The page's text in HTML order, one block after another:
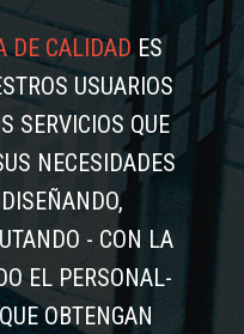
DE CALIDADES
USUARIOS
SERVICIOS QUE
NECESIDADES
- CON LA
EL PERSONAL-
OBTENGAN